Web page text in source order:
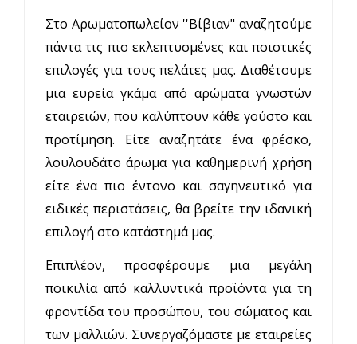
Στο Αρωματοπωλείον ''Βίβιαν" αναζητούμε
πάντα τις πιο εκλεπτυσμένες και ποιοτικές
επιλογές για τους πελάτες μας. Διαθέτουμε
μια ευρεία γκάμα από αρώματα γνωστών
εταιρειών, που καλύπτουν κάθε γούστο και
προτίμηση. Είτε αναζητάτε ένα φρέσκο,
λουλουδάτο άρωμα για καθημερινή χρήση
είτε ένα πιο έντονο και σαγηνευτικό για
ειδικές περιστάσεις, θα βρείτε την ιδανική
επιλογή στο κατάστημά μας.
Επιπλέον, προσφέρουμε μια μεγάλη
ποικιλία από καλλυντικά προϊόντα για τη
φροντίδα του προσώπου, του σώματος και
των μαλλιών. Συνεργαζόμαστε με εταιρείες